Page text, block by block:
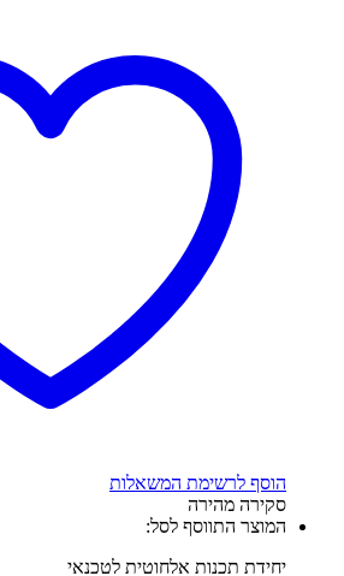
הוסף לרשימת המשאלות
סקירה מהירה
המוצר התווסף לסל:
יחידת תכנות אלחוטית לטכנאי